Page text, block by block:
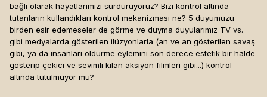
bağlı olarak hayatlarımızı sürdürüyoruz? Bizi kontrol altında
tutanların kullandıkları kontrol mekanizması ne? 5 duyumuzu
birden esir edemeseler de görme ve duyma duyularımız TV vs.
gibi medyalarda gösterilen ilüzyonlarla (an ve an gösterilen savaş
gibi, ya da insanları öldürme eylemini son derece estetik bir halde
gösterip çekici ve sevimli kılan aksiyon filmleri gibi...) kontrol
altında tutulmuyor mu?